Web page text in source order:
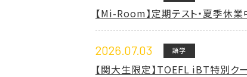
【Mi-Room】定期テスト・夏季休
2026.07.03 語学
【関大生限定】TOEFL iBT特別ク